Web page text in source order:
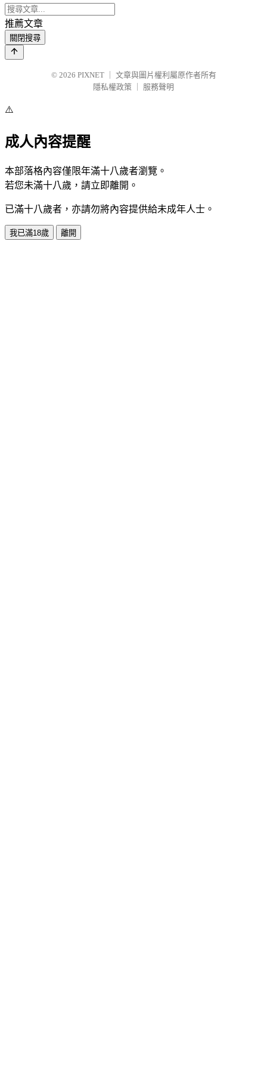
推薦文章
關閉搜尋
© 2026 PIXNET
文章與圖片權利屬原作者所有
隱私權政策
服務聲明
⚠️
成人內容提醒
本部落格內容僅限年滿十八歲者瀏覽。
若您未滿十八歲，請立即離開。
已滿十八歲者，亦請勿將內容提供給未成年人士。
我已滿18歲 離開